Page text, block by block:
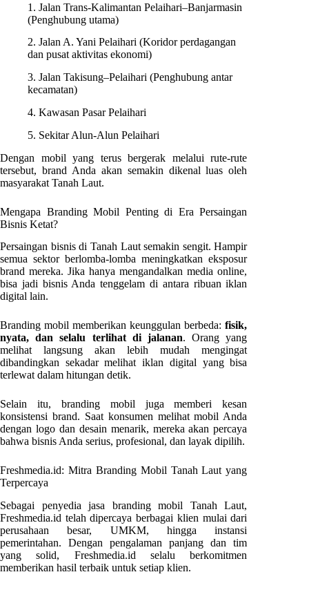
1. Jalan Trans-Kalimantan Pelaihari–Banjarmasin
(Penghubung utama)
2. Jalan A. Yani Pelaihari (Koridor perdagangan
dan pusat aktivitas ekonomi)
3. Jalan Takisung–Pelaihari (Penghubung antar
kecamatan)
4. Kawasan Pasar Pelaihari
5. Sekitar Alun-Alun Pelaihari
Dengan mobil yang terus bergerak melalui rute-rute
tersebut, brand Anda akan semakin dikenal luas oleh
masyarakat Tanah Laut.
Mengapa Branding Mobil Penting di Era Persaingan
Bisnis Ketat?
Persaingan bisnis di Tanah Laut semakin sengit. Hampir
semua sektor berlomba-lomba meningkatkan eksposur
brand mereka. Jika hanya mengandalkan media online,
bisa jadi bisnis Anda tenggelam di antara ribuan iklan
digital lain.
Branding mobil memberikan keunggulan berbeda:fisik,
nyata, dan selalu terlihat di jalanan. Orang yang
melihat langsung akan lebih mudah mengingat
dibandingkan sekadar melihat iklan digital yang bisa
terlewat dalam hitungan detik.
Selain itu, branding mobil juga memberi kesan
konsistensi brand. Saat konsumen melihat mobil Anda
dengan logo dan desain menarik, mereka akan percaya
bahwa bisnis Anda serius, profesional, dan layak dipilih.
Freshmedia.id: Mitra Branding Mobil Tanah Laut yang
Terpercaya
Sebagai penyedia jasa branding mobil Tanah Laut,
Freshmedia.id telah dipercaya berbagai klien mulai dari
perusahaan besar, UMKM, hingga instansi
pemerintahan. Dengan pengalaman panjang dan tim
yang solid, Freshmedia.id selalu berkomitmen
memberikan hasil terbaik untuk setiap klien.